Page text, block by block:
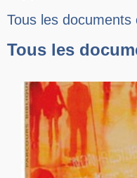
Tous les documents
Tous les